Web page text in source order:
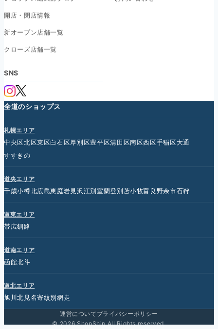
開店・閉店情報
新オープン店舗一覧
クローズ店舗一覧
SNS
全道のショップス
札幌エリア
中央区北区東区白石区厚別区豊平区清田区南区西区手稲区大通
すすきの
道央エリア
千歳小樽北広島恵庭岩見沢江別室蘭登別苫小牧富良野余市石狩
道東エリア
帯広釧路
道南エリア
函館北斗
道北エリア
旭川北見 名寄紋別網走
運営について プライバシーポリシー
© 2026 ShopShip All Rights reserved.